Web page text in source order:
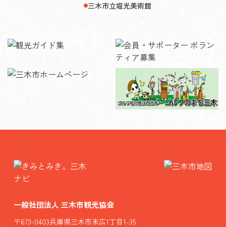
三木市立堀光美術館
一般社団法人 三木市観光協会
〒673-0403兵庫県三木市末広1丁目1-35